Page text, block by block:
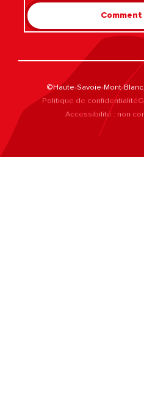
©Haute-Savoie-Mont-
Politique de confidentialité
Accessibilité : non